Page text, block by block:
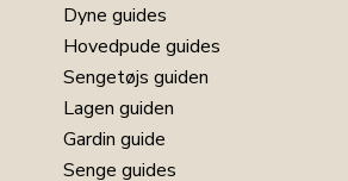
Dyne guides
Hovedpude guides
Sengetøjs guiden
Lagen guiden
Gardin guide
Senge guides